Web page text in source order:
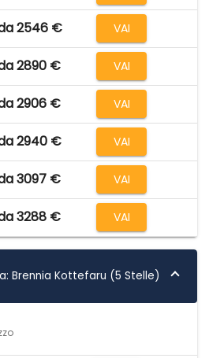
2546 € VAI
2890 € VAI
2906 € VAI
2940 € VAI
3097 € VAI
3288 € VAI
Brennia Kottefaru (5 Stelle)